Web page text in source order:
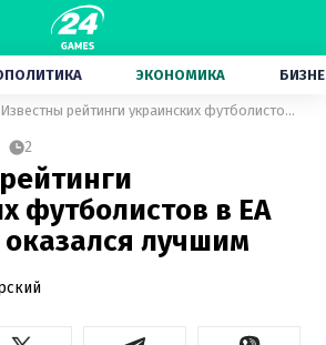
ЭКОНОМИКА
Известны рейтинги украинских футболистов в EA FC 25 – кто оказался лучшим
2
футболистов в EA
оказался лучшим